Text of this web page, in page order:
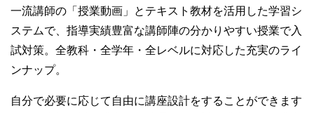
一流講師の「授業動画」とテキスト教材を活用した学習シ
ステムで、指導実績豊富な講師陣の分かりやすい授業で入
試対策。全教科・全学年・全レベルに対応した充実のライ
ンナップ。
自分で必要に応じて自由に講座設計をすることができます